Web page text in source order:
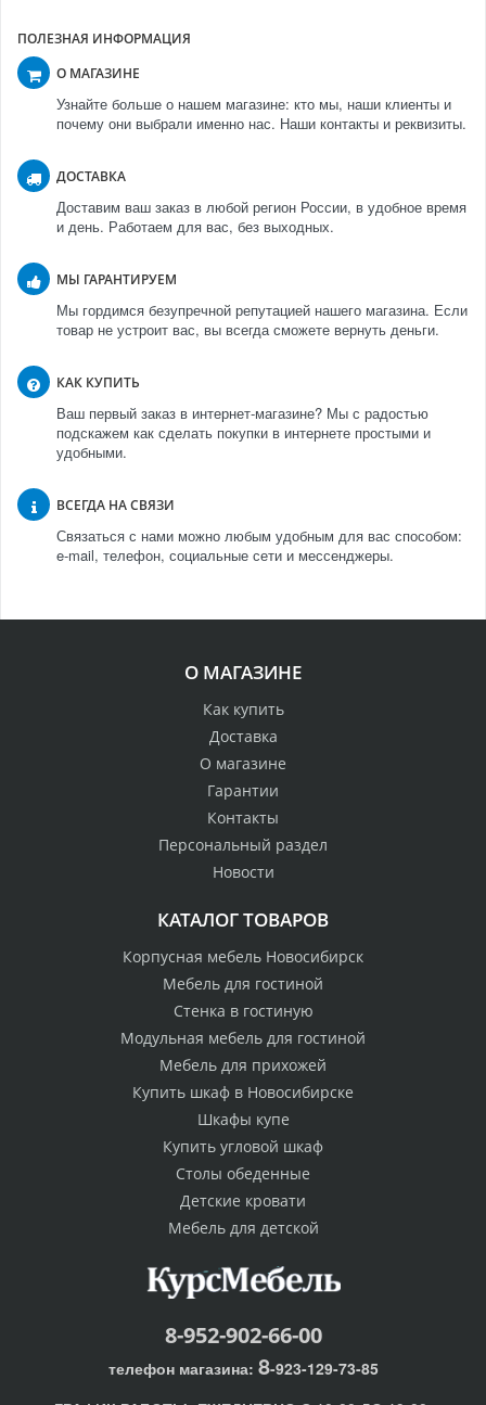
ПОЛЕЗНАЯ ИНФОРМАЦИЯ
О МАГАЗИНЕ
Узнайте больше о нашем магазине: кто мы, наши клиенты и
почему они выбрали именно нас. Наши контакты и реквизиты.
ДОСТАВКА
Доставим ваш заказ в любой регион России, в удобное время
и день. Работаем для вас, без выходных.
МЫ ГАРАНТИРУЕМ
Мы гордимся безупречной репутацией нашего магазина. Если
товар не устроит вас, вы всегда сможете вернуть деньги.
КАК КУПИТЬ
Ваш первый заказ в интернет-магазине? Мы с радостью
подскажем как сделать покупки в интернете простыми и
удобными.
ВСЕГДА НА СВЯЗИ
Связаться с нами можно любым удобным для вас способом:
e-mail, телефон, социальные сети и мессенджеры.
О МАГАЗИНЕ
Как купить
Доставка
О магазине
Гарантии
Контакты
Персональный раздел
Новости
КАТАЛОГ ТОВАРОВ
Корпусная мебель Новосибирск
Мебель для гостиной
Стенка в гостиную
Модульная мебель для гостиной
Мебель для прихожей
Купить шкаф в Новосибирске
Шкафы купе
Купить угловой шкаф
Столы обеденные
Детские кровати
Мебель для детской
8-952-902-66-00
телефон магазина: 8-923-129-73-85